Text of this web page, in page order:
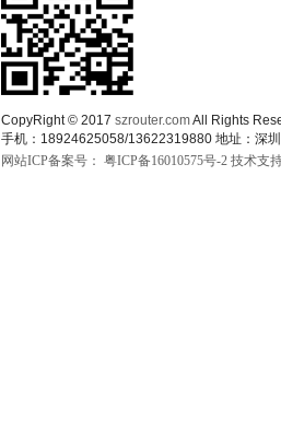
CopyRight © 2017 szrouter.comAll Rights
手机：18924625058/13622319880 地址：深
网站ICP备案号： 粤ICP备16010575号-2 技术支